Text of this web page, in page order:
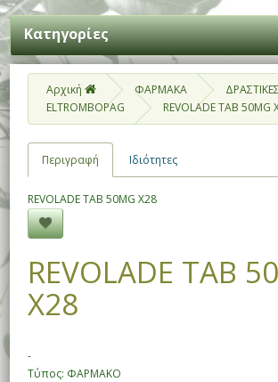
Κατηγορίες
Αρχική ΦΑΡΜΑΚΑ
ELTROMBOPAG
REVOLADE TAB 50MG
Περιγραφή Ιδιότητες
REVOLADE TAB 50MG X28
REVOLADE TAB
X28
-
Τύπος: ΦΑΡΜΑΚΟ